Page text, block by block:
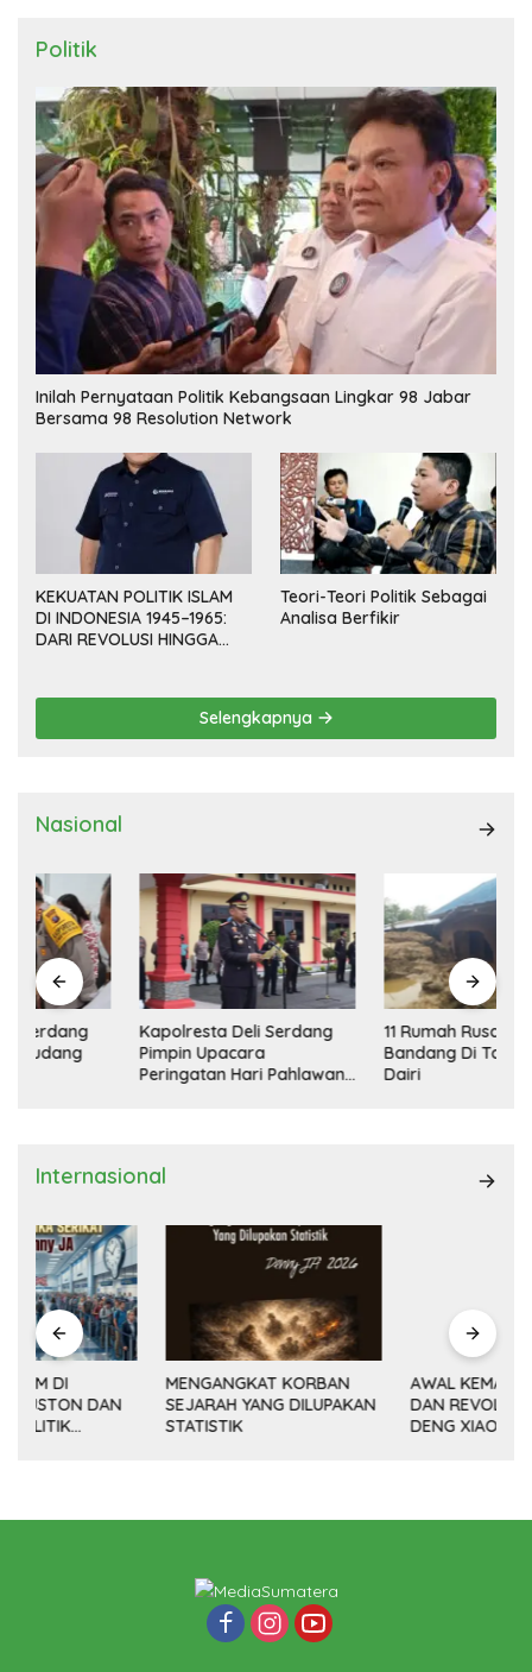
Politik
Inilah Pernyataan Politik Kebangsaan Lingkar 98 Jabar
Bersama 98 Resolution Network
KEKUATAN POLITIK ISLAM
DI INDONESIA 1945–1965:
DARI REVOLUSI HINGGA
Teori-Teori Politik Sebagai
Analisa Berfikir
Selengkapnya
Nasional
Kapolresta Deli Serdang
Pimpin Upacara
Peringatan Hari Pahlawan
11 Rumah Rusak Diterjang
Bandang Di Tanah Pinem
Dairi
Internasional
MENGANGKAT KORBAN
SEJARAH YANG DILUPAKAN
STATISTIK
AWAL KEMAJUAN CINA
DAN REVOLUSI DAMAI